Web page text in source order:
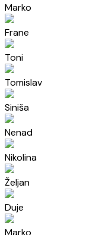
Marko
Frane
Toni
Tomislav
Siniša
Nenad
Nikolina
Željan
Duje
Marko